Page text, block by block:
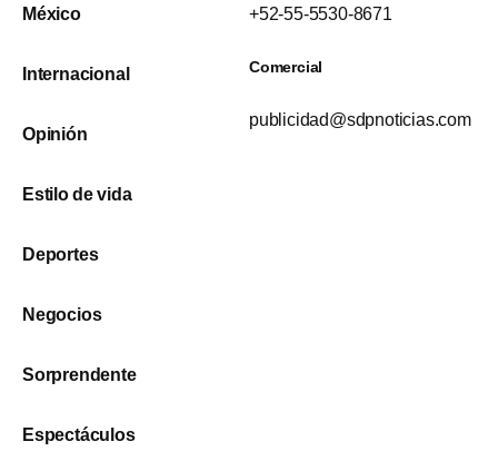
México
Internacional
Opinión
Estilo de vida
Deportes
Negocios
Sorprendente
Espectáculos
+52-55-5530-8671
Comercial
publicidad@sdpnoticias.com